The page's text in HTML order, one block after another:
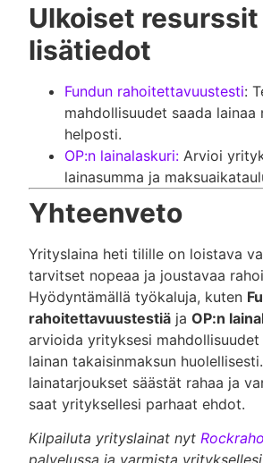
Ulkoiset resurssit
lisätiedot
Fundun rahoitettavuustesti:
mahdollisuudet saada lainaa
helposti.
OP:n lainalaskuri: Arvioi
lainasumma ja
Yhteenveto
Yrityslaina heti tilille on loistava
tarvitset nopeaa ja joustavaa
Hyödyntämällä työkaluja, kuten
rahoitettavuustestiä jaOP:n
arvioida yrityksesi mahdollisuudet
lainan takaisinmaksun
lainatarjoukset säästät rahaa ja
saat yrityksellesi parhaat ehdot.
Kilpailuta yrityslainat nyt